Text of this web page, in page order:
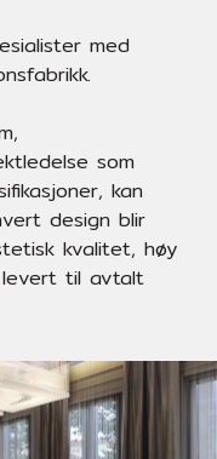
med
som
kan
design blir
kvalitet, høy
til avtalt